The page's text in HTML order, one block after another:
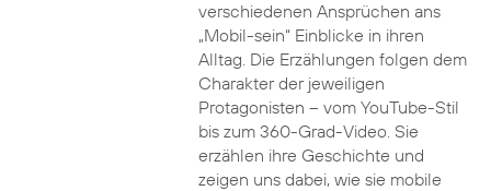
verschiedenen Ansprüchen ans
„Mobil-sein“ Einblicke in ihren
Alltag. Die Erzählungen folgen dem
Charakter der jeweiligen
Protagonisten – vom YouTube-Stil
bis zum 360-Grad-Video. Sie
erzählen ihre Geschichte und
zeigen uns dabei, wie sie mobile